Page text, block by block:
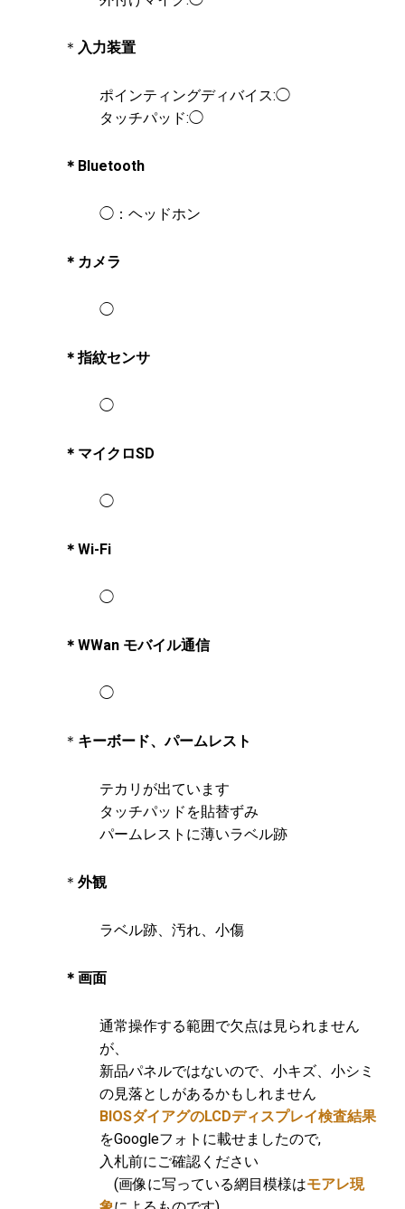
＊ 入力装置
ポインティングディバイス:◯
タッチパッド:◯
＊Bluetooth
◯：ヘッドホン
＊カメラ
◯
＊指紋センサ
◯
＊マイクロSD
◯
＊Wi-Fi
◯
＊WWan モバイル通信
◯
＊ キーボード、パームレスト
テカリが出ています
タッチパッドを貼替ずみ
パームレストに薄いラベル跡
＊ 外観
ラベル跡、汚れ、小傷
＊画面
通常操作する範囲で欠点は見られません
が、
新品パネルではないので、小キズ、小シミ
の見落としがあるかもしれません
BIOSダイアグのLCDディスプレイ検査結果
をGoogleフォトに載せましたので,
入札前にご確認ください
(画像に写っている網目模様はモアレ現